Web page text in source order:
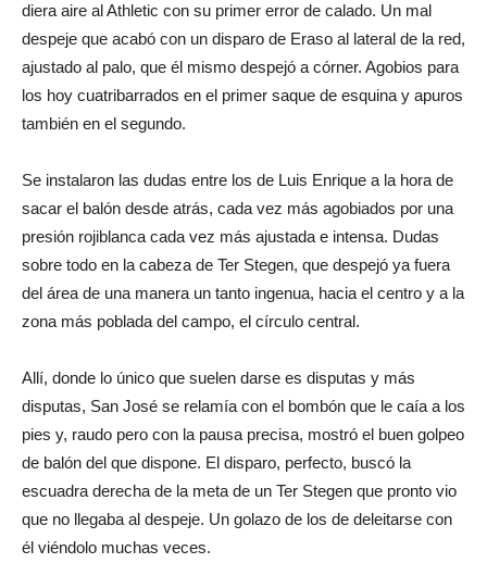
diera aire al Athletic con su primer error de calado. Un mal
despeje que acabó con un disparo de Eraso al lateral de la red,
ajustado al palo, que él mismo despejó a córner. Agobios para
los hoy cuatribarrados en el primer saque de esquina y apuros
también en el segundo.
Se instalaron las dudas entre los de Luis Enrique a la hora de
sacar el balón desde atrás, cada vez más agobiados por una
presión rojiblanca cada vez más ajustada e intensa. Dudas
sobre todo en la cabeza de Ter Stegen, que despejó ya fuera
del área de una manera un tanto ingenua, hacia el centro y a la
zona más poblada del campo, el círculo central.
Allí, donde lo único que suelen darse es disputas y más
disputas, San José se relamía con el bombón que le caía a los
pies y, raudo pero con la pausa precisa, mostró el buen golpeo
de balón del que dispone. El disparo, perfecto, buscó la
escuadra derecha de la meta de un Ter Stegen que pronto vio
que no llegaba al despeje. Un golazo de los de deleitarse con
él viéndolo muchas veces.